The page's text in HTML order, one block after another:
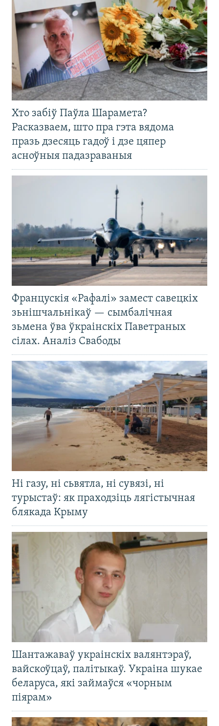
Хто забіў Паўла Шарамета?
Расказваем, што пра гэта вядома
празь дзесяць гадоў і дзе цяпер
асноўныя падазраваныя
Францускія «Рафалі» замест савецкіх
зьнішчальнікаў — сымбалічная
зьмена ўва ўкраінскіх Паветраных
сілах. Аналіз Свабоды
Ні газу, ні сьвятла, ні сувязі, ні
турыстаў: як праходзіць лягістычная
блякада Крыму
Шантажаваў украінскіх валянтэраў,
вайскоўцаў, палітыкаў. Украіна шукае
беларуса, які займаўся «чорным
піярам»